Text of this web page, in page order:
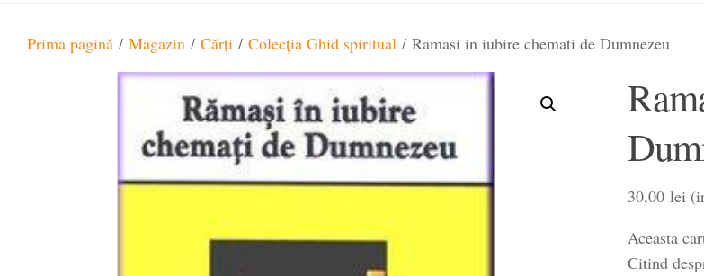
Prima pagină / Magazin / Cărţi / Colecția Ghid spiritual / Ramasi in iubire chemati de Dumnezeu
30,00 lei
Aceasta
Citind